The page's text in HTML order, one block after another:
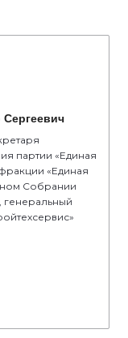
Сергеевич
партии «Единая
«Единая
Собрании
генеральный